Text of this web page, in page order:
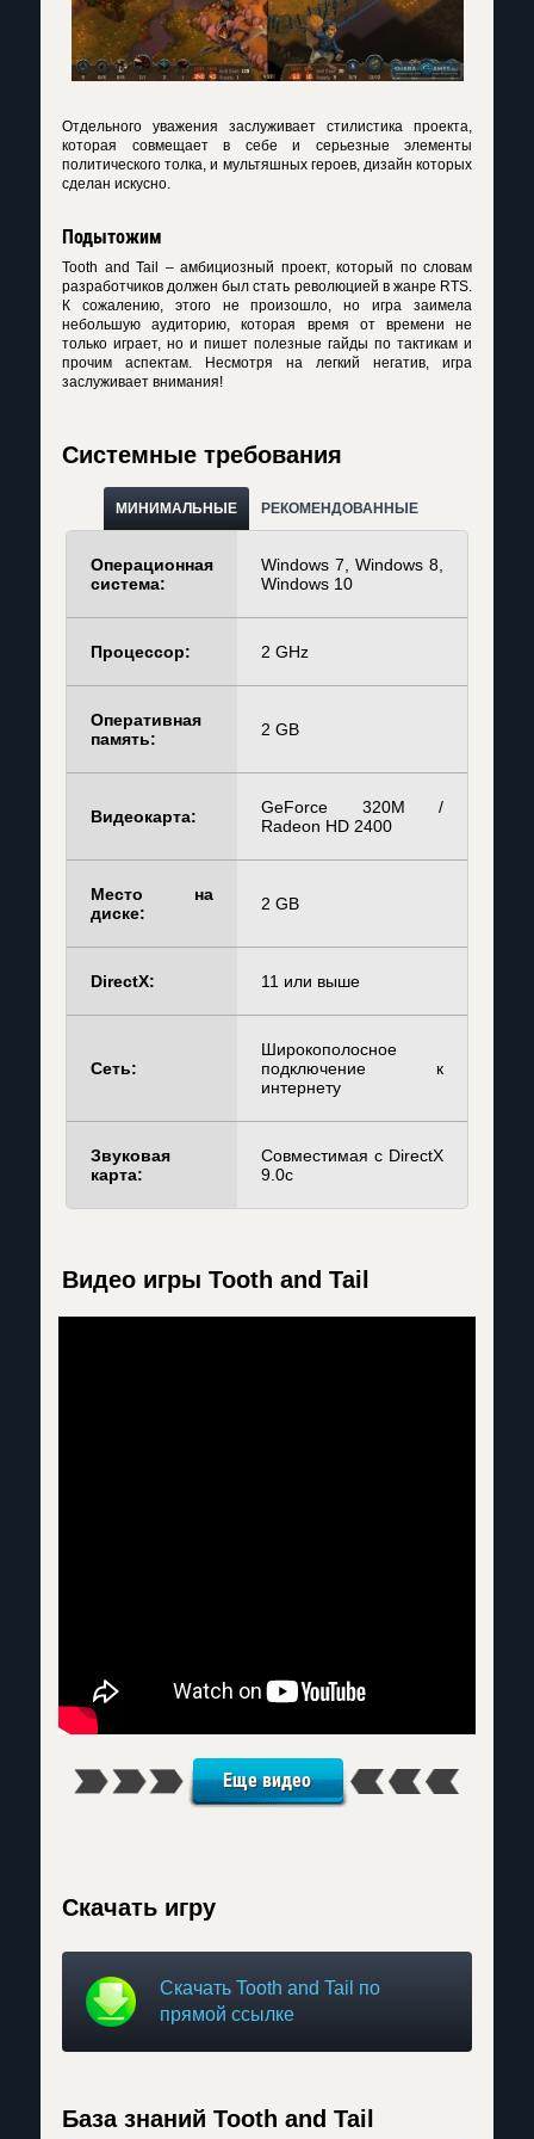
Отдельного уважения заслуживает стилистика проекта,
которая совмещает в себе и серьезные элементы
политического толка, и мультяшных героев, дизайн которых
сделан искусно.
Подытожим
Tooth and Tail – амбициозный проект, который по словам
разработчиков должен был стать революцией в жанре RTS.
К сожалению, этого не произошло, но игра заимела
небольшую аудиторию, которая время от времени не
только играет, но и пишет полезные гайды по тактикам и
прочим аспектам. Несмотря на легкий негатив, игра
заслуживает внимания!
Системные требования
МИНИМАЛЬНЫЕ РЕКОМЕНДОВАННЫЕ
Операционная
система:
Windows 7, Windows 8,
Windows 10
Процессор: 2 GHz
Оперативная
память:
2 GB
Видеокарта:
GeForce 320M /
Radeon HD 2400
Место на
диске:
2 GB
DirectX: 11 или выше
Сеть:
Широкополосное
подключение к
интернету
Звуковая
карта:
Совместимая с DirectX
9.0c
Видео игры Tooth and Tail
Еще видео
Скачать игру
Скачать Tooth and Tail по
прямой ссылке
База знаний Tooth and Tail